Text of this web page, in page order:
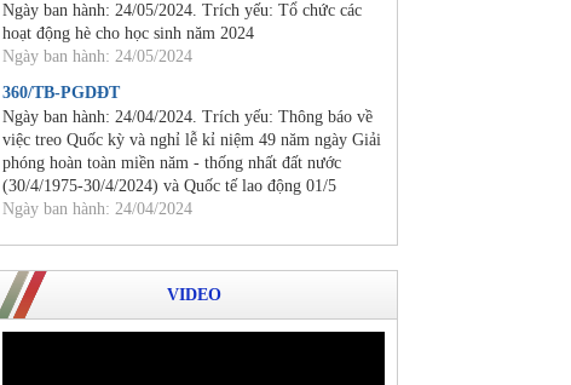
Ngày ban hành: 24/05/2024. Trích yếu: Tổ chức các
hoạt động hè cho học sinh năm 2024
Ngày ban hành: 24/05/2024
360/TB-PGDĐT
Ngày ban hành: 24/04/2024. Trích yếu: Thông báo về
việc treo Quốc kỳ và nghỉ lễ kỉ niệm 49 năm ngày Giải
phóng hoàn toàn miền năm - thống nhất đất nước
(30/4/1975-30/4/2024) và Quốc tế lao động 01/5
Ngày ban hành: 24/04/2024
VIDEO